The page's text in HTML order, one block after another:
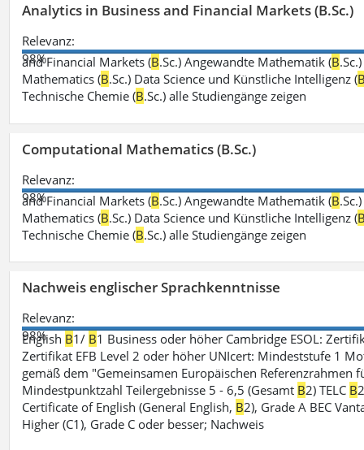
Analytics in Business and Financial Markets (B.Sc.)
Relevanz:
98%
and Financial Markets (B.Sc.) Angewandte Mathematik (B
Mathematics (B.Sc.) Data Science und Künstliche Intelligenz (
Technische Chemie (B.Sc.) alle Studiengänge zeigen
Computational Mathematics (B.Sc.)
Relevanz:
98%
and Financial Markets (B.Sc.) Angewandte Mathematik (B
Mathematics (B.Sc.) Data Science und Künstliche Intelligenz (
Technische Chemie (B.Sc.) alle Studiengänge zeigen
Nachweis englischer Sprachkenntnisse
Relevanz:
98%
English B1/ B1 Business oder höher Cambridge ESOL:
Zertifikat EFB Level 2 oder höher UNIcert: Mindeststufe 1
gemäß dem "Gemeinsamen Europäischen Referenzrahmen
Mindestpunktzahl Teilergebnisse 5 - 6,5 (Gesamt B2) TELC B
Certificate of English (General English, B2), Grade A BEC
Higher (C1), Grade C oder besser; Nachweis